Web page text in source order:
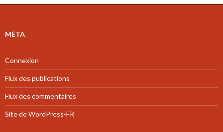
MÉTA
Connexion
Flux des publications
Flux des commentaires
Site de WordPress-FR